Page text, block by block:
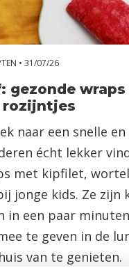
• 31/07/26
gezonde
naar een snelle
écht lekker
met kipfilet,
jonge kids. Ze zijn
in een paar
te geven in de
van te genieten.